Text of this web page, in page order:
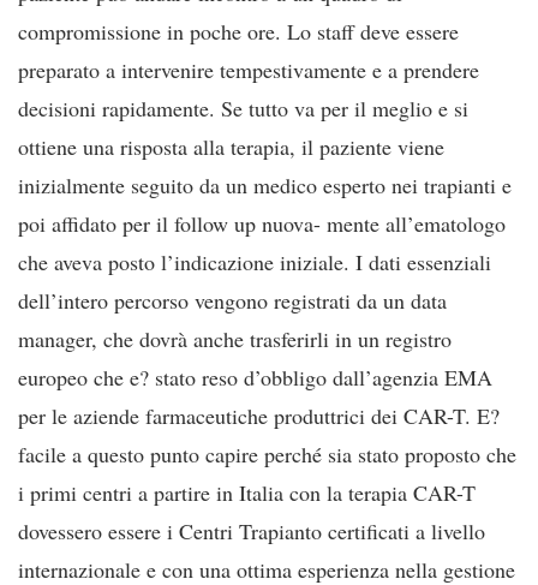
compromissione in poche ore. Lo staff deve essere
preparato a intervenire tempestivamente e a prendere
decisioni rapidamente. Se tutto va per il meglio e si
ottiene una risposta alla terapia, il paziente viene
inizialmente seguito da un medico esperto nei trapianti e
poi affidato per il follow up nuova- mente all’ematologo
che aveva posto l’indicazione iniziale. I dati essenziali
dell’intero percorso vengono registrati da un data
manager, che dovrà anche trasferirli in un registro
europeo che e? stato reso d’obbligo dall’agenzia EMA
per le aziende farmaceutiche produttrici dei CAR-T. E?
facile a questo punto capire perché sia stato proposto che
i primi centri a partire in Italia con la terapia CAR-T
dovessero essere i Centri Trapianto certificati a livello
internazionale e con una ottima esperienza nella gestione